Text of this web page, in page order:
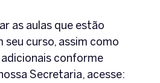
as aulas que estão
seu curso, assim como
conforme
Secretaria, acesse: